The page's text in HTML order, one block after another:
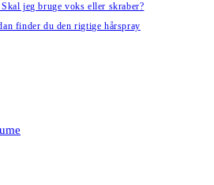
jeg bruge voks eller skraber?
finder du den rigtige hårspray